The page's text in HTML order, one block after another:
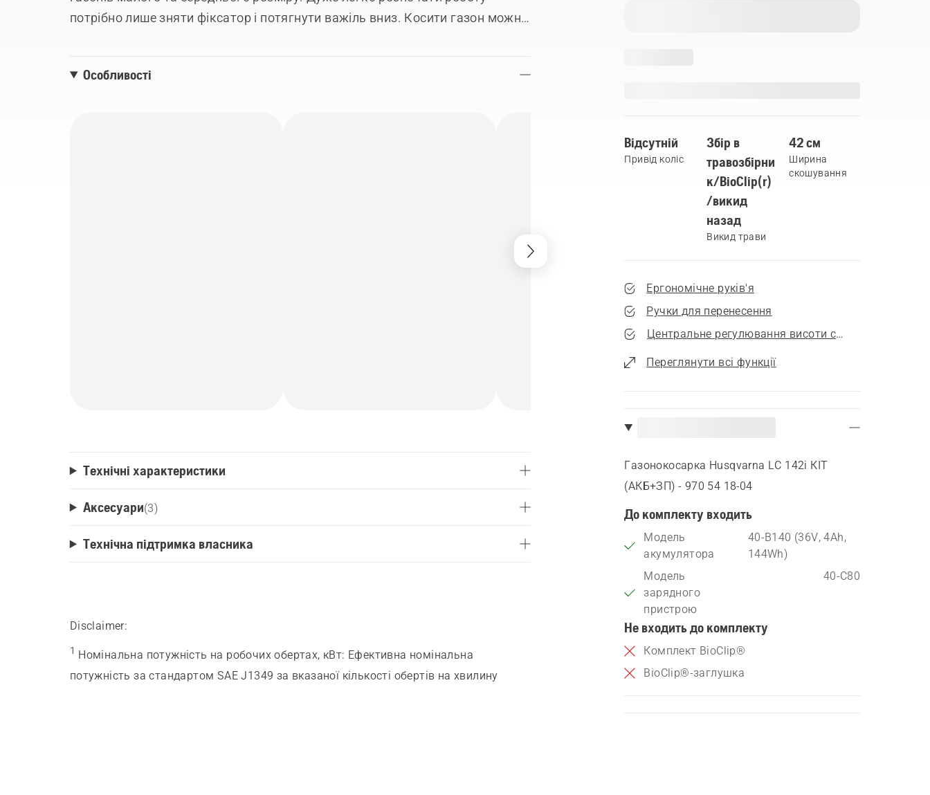
Відсутній
Привід коліс
Збір в
травозбірни
к/BioClip(r)
/викид
назад
Викид трави
42 см
Ширина
скошування
Ергономічне руків'я
Ручки для перенесення
Центральне регулювання висоти скошування
Переглянути всі функції
Газонокосарка Husqvarna LC 142i КІТ
(АКБ+ЗП) - 970 54 18‑04
До комплекту входить
Модель
акумулятора
40-B140 (36V, 4Ah,
144Wh)
Модель
зарядного
пристрою
40-C80
Не входить до комплекту
Комплект BioClip®
BioClip®-заглушка
потрібно лише зняти фіксатор і потягнути важіль вниз. Косити газон можна
транспортувати завдяки складній і регульованій ручці та двом убудованим
Особливості
Технічні характеристики
Аксесуари(3)
Технічна підтримка власника
Disclaimer:
1 Номінальна потужність на робочих обертах, кВт: Ефективна номінальна
потужність за стандартом SAE J1349 за вказаної кількості обертів на хвилину